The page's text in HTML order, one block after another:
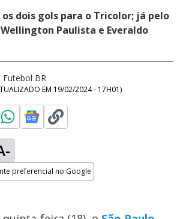
dois gols para o Tricolor; já pelo
Paulista e Everaldo
Futebol BR
EM 19/02/2024 - 17H01)
preferencial no Google